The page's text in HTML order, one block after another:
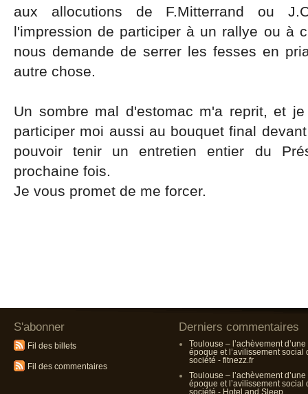
aux allocutions de F.Mitterrand ou
l'impression de participer à un rallye ou à
nous demande de serrer les fesses en
autre chose.
Un sombre mal d'estomac m'a reprit, et
participer moi aussi au bouquet final
pouvoir tenir un entretien entier du
prochaine fois.
Je vous promet de me forcer.
S'abonner
Fil des billets
Fil des commentaires
Derniers commentaires
Toulouse – l’achèvement d’une
époque et l’avilissement social
société - fitnezz.fr
Toulouse – l’achèvement d’une
époque et l’avilissement social
société - Hotel and Sleep